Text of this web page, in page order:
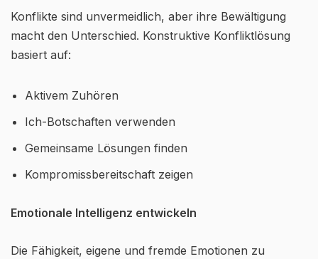
Konflikte sind unvermeidlich, aber ihre Bewältigung
macht den Unterschied. Konstruktive Konfliktlösung
basiert auf:
Aktivem Zuhören
Ich-Botschaften verwenden
Gemeinsame Lösungen finden
Kompromissbereitschaft zeigen
Emotionale Intelligenz entwickeln
Die Fähigkeit, eigene und fremde Emotionen zu